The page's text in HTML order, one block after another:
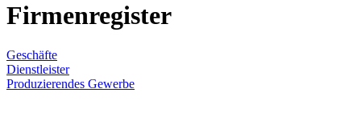
Firmenregister
Geschäfte
Dienstleister
Produzierendes Gewerbe